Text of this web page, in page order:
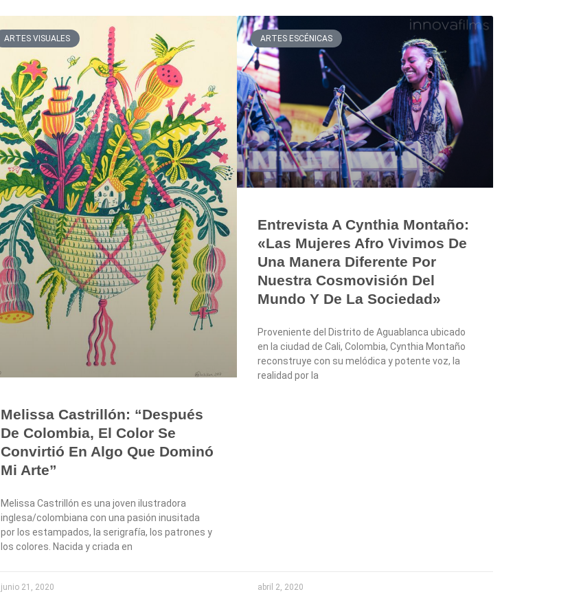
ARTES VISUALES
Melissa Castrillón: “después
De Colombia, El Color Se
Convirtió En Algo Que Dominó
Mi Arte”
Melissa Castrillón es una joven ilustradora
inglesa/colombiana con una pasión inusitada
por los estampados, la serigrafía, los patrones y
los colores. Nacida y criada en
junio 21, 2020
ARTES ESCÉNICAS
Entrevista A Cynthia Montaño:
«Las Mujeres Afro Vivimos De
Una Manera Diferente Por
Nuestra Cosmovisión Del
Mundo Y De La Sociedad»
Proveniente del Distrito de Aguablanca ubicado
en la ciudad de Cali, Colombia, Cynthia Montaño
reconstruye con su melódica y potente voz, la
realidad por la
abril 2, 2020